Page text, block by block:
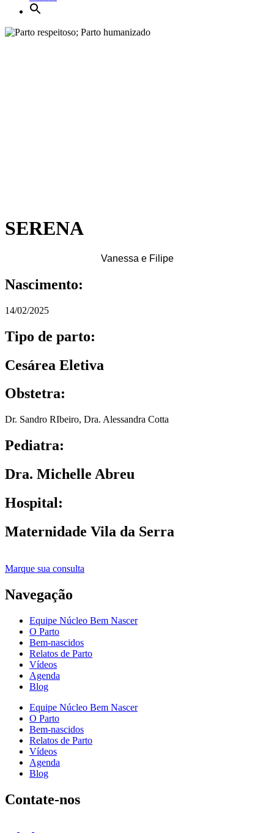
SERENA
Vanessa e Filipe
Nascimento:
14/02/2025
Tipo de parto:
Cesárea Eletiva
Obstetra:
Dr. Sandro RIbeiro, Dra. Alessandra Cotta
Pediatra:
Dra. Michelle Abreu
Hospital:
Maternidade Vila da Serra
Marque sua consulta
Navegação
Equipe Núcleo Bem Nascer
O Parto
Bem-nascidos
Relatos de Parto
Vídeos
Agenda
Blog
Equipe Núcleo Bem Nascer
O Parto
Bem-nascidos
Relatos de Parto
Vídeos
Agenda
Blog
Contate-nos